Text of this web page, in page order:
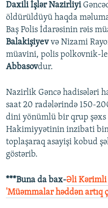
Daxili İşlər Nazirliyi
öldürüldüyü haqda
Baş Polis İdarəsinin rəis
Balakişiyevvə Nizami
müavini, polis polkovnik-
Abbasovdur.
Nazirlik Gəncə hadisələri
saat 20 radələrində 150-
dini yönümlü bir qrup şəxs
Hakimiyyətinin inzibati
toplaşaraq asayişi kobud
göstərib.
***Buna da bax-Əli Kərimli
'Müəmmalar həddən artıq